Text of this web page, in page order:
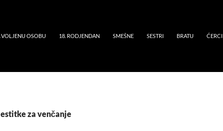
VOLJENU OSOBU 18. RODJENDAN SMEŠNE SESTRI BRATU ĆERCI
za venčanje